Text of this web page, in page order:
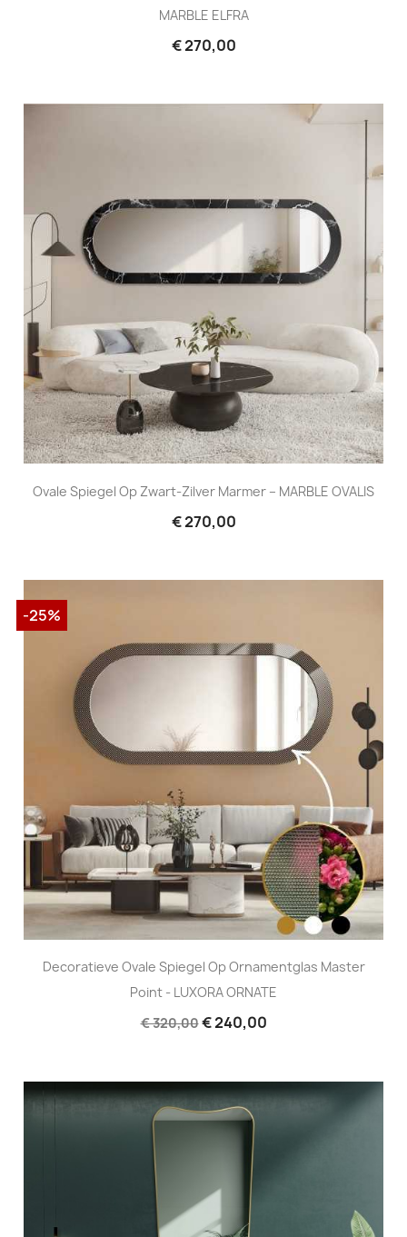
MARBLE ELFRA
€ 270,00
Ovale Spiegel Op Zwart-Zilver Marmer – MARBLE OVALIS
€ 270,00
Decoratieve Ovale Spiegel Op Ornamentglas Master
Point - LUXORA ORNATE
€ 320,00€ 240,00
-25%